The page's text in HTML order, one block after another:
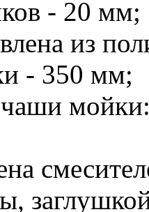
- 20 мм;
из
- 350 мм;